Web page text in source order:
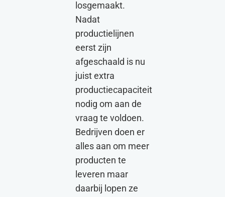
losgemaakt.
Nadat
productielijnen
eerst zijn
afgeschaald is nu
juist extra
productiecapaciteit
nodig om aan de
vraag te voldoen.
Bedrijven doen er
alles aan om meer
producten te
leveren maar
daarbij lopen ze